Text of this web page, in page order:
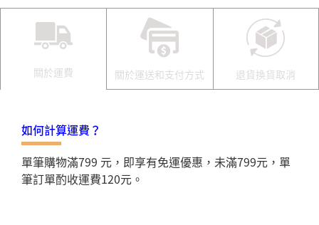
關於運費 關於運送和支付方式 退貨換貨取消
如何計算運費？
單筆購物滿799 元，即享有免運優惠，未滿799元，單
筆訂單酌收運費120元。